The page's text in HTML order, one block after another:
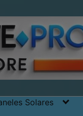
Solares